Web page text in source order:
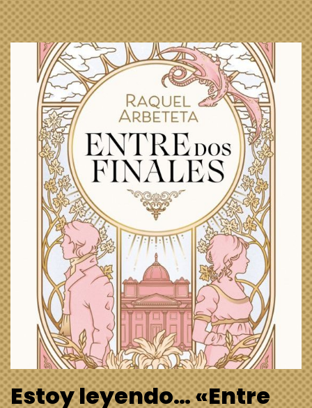
Estoy leyendo… «Entre